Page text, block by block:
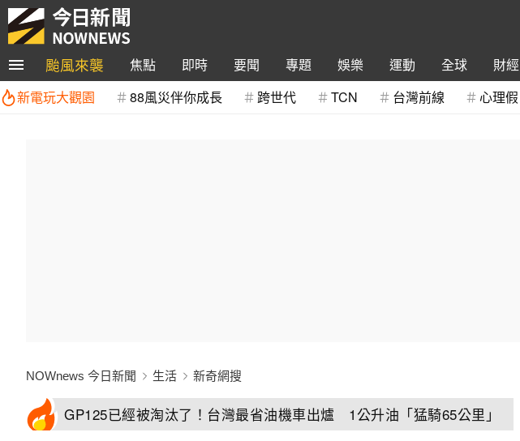
颱風來襲 焦點 即時 要聞 專題 娛樂 運動 全球 財經
新電玩大觀園
88風災伴你成長 跨世代 TCN 台灣前線 心理假
NOWnews 今日新聞 生活 新奇網搜
GP125已經被淘汰了！台灣最省油機車出爐 1公升油「猛騎65公里」